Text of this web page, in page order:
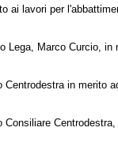
ai lavori per
Lega, Marco Curcio,
Centrodestra in merito